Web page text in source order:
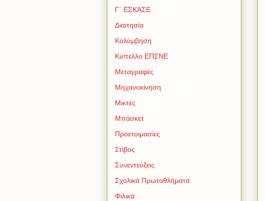
Γ΄ ΕΣΚΑΣΕ
Διαιτησία
Κολύμβηση
Κύπελλο ΕΠΣΝΕ
Μεταγραφές
Μηχανοκίνηση
Μικτές
Μπάσκετ
Προετοιμασίες
Στίβος
Συνεντεύξεις
Σχολικά Πρωταθλήματα
Φιλικά